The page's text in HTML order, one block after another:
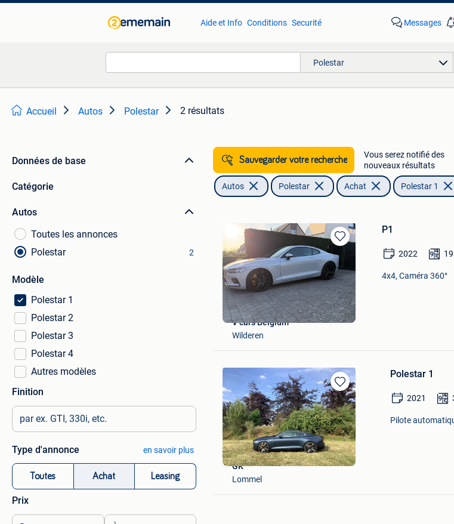
Aide et Info Conditions Securité Messages
Polestar
Accueil Autos Polestar 2 résultats
Données de base
Catégorie
Autos
Toutes les annonces
Polestar
2
Modèle
Polestar 1
Polestar 2
Polestar 3
Polestar 4
Autres modèles
Finition
Type d'annonce en savoir plus
Toutes Achat Leasing
Prix
Sauvegarder votre recherche
Vous serez notifié des
nouveaux résultats
Autos Polestar Achat Polestar 1
Sauvegarder
dans
Mes
Favoris
P1
2022
4x4, Caméra 360°
V cars Belgium
Wilderen
Sauvegarder
dans
Mes
Favoris
Polestar 1
2021
Pilote
GK
Lommel